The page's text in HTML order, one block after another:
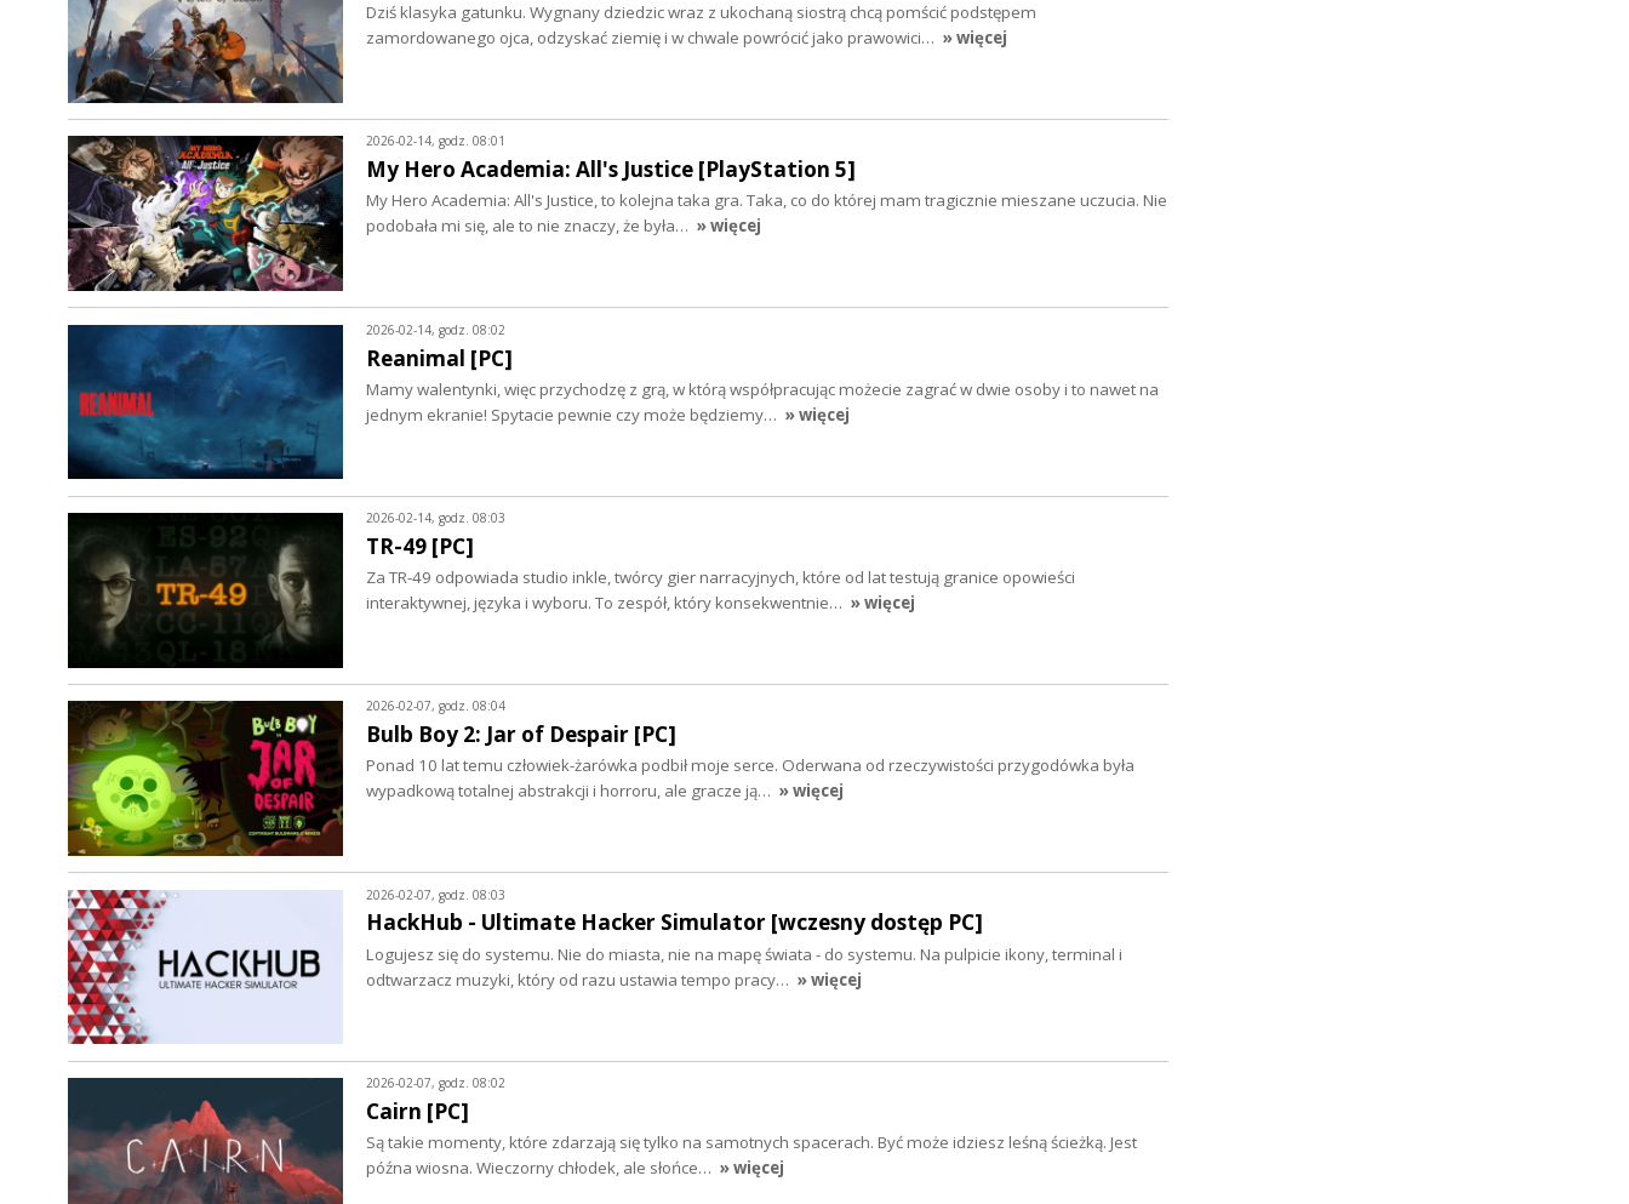
Dziś klasyka gatunku. Wygnany dziedzic wraz z ukochaną siostrą chcą pomścić podstępem
zamordowanego ojca, odzyskać ziemię i w chwale powrócić jako prawowici… » więcej
2026-02-14, godz. 08:01
My Hero Academia: All's Justice [PlayStation 5]
My Hero Academia: All's Justice, to kolejna taka gra. Taka, co do której mam tragicznie mieszane uczucia. Nie
podobała mi się, ale to nie znaczy, że była… » więcej
2026-02-14, godz. 08:02
Reanimal [PC]
Mamy walentynki, więc przychodzę z grą, w którą współpracując możecie zagrać w dwie osoby i to nawet na
jednym ekranie! Spytacie pewnie czy może będziemy… » więcej
2026-02-14, godz. 08:03
TR-49 [PC]
Za TR-49 odpowiada studio inkle, twórcy gier narracyjnych, które od lat testują granice opowieści
interaktywnej, języka i wyboru. To zespół, który konsekwentnie… » więcej
2026-02-07, godz. 08:04
Bulb Boy 2: Jar of Despair [PC]
Ponad 10 lat temu człowiek-żarówka podbił moje serce. Oderwana od rzeczywistości przygodówka była
wypadkową totalnej abstrakcji i horroru, ale gracze ją… » więcej
2026-02-07, godz. 08:03
HackHub - Ultimate Hacker Simulator [wczesny dostęp PC]
Logujesz się do systemu. Nie do miasta, nie na mapę świata - do systemu. Na pulpicie ikony, terminal i
odtwarzacz muzyki, który od razu ustawia tempo pracy… » więcej
2026-02-07, godz. 08:02
Cairn [PC]
Są takie momenty, które zdarzają się tylko na samotnych spacerach. Być może idziesz leśną ścieżką. Jest
późna wiosna. Wieczorny chłodek, ale słońce… » więcej